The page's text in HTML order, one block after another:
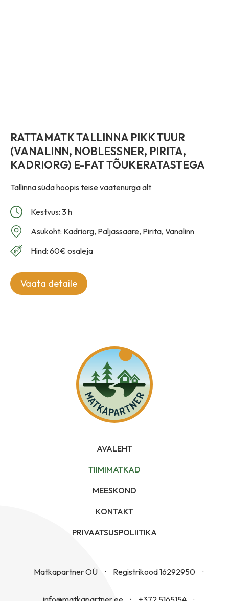
RATTAMATK TALLINNA PIKK TUUR
(VANALINN, NOBLESSNER, PIRITA,
KADRIORG) E-FAT TÕUKERATASTEGA
Tallinna süda hoopis teise vaatenurga alt
Kestvus: 3 h
Asukoht: Kadriorg, Paljassaare, Pirita, Vanalinn
Hind: 60€ osaleja
Vaata detaile
AVALEHT
TIIMIMATKAD
MEESKOND
KONTAKT
PRIVAATSUSPOLIITIKA
Matkapartner OÜ Registrikood 16292950